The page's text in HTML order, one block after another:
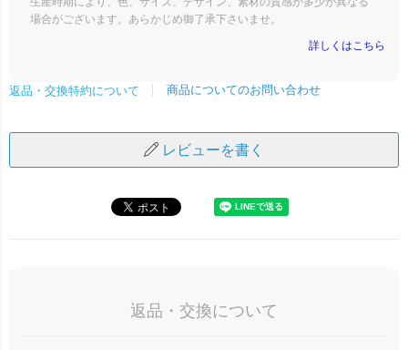
場合がございます。あらかじめ御了承下さいませ。
詳しくはこちら
返品・交換特約について 商品についてのお問い合わせ
レビューを書く
返品・交換について